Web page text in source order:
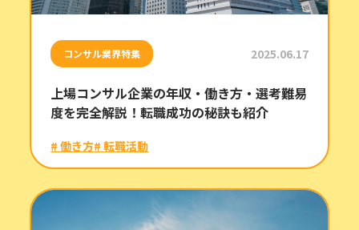
コンサル業界特集 2025.06.17
上場コンサル企業の年収・働き方・選考難易
度を完全解説！転職成功の秘訣も紹介
# 働き方# 転職活動